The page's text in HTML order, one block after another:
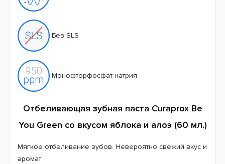
Без SLS
Монофторфосфат натрия
Отбеливающая зубная паста Curaprox Be
You Green со вкусом яблока и алоэ (60 мл.)
Мягкое отбеливание зубов. Невероятно свежий вкус и
аромат